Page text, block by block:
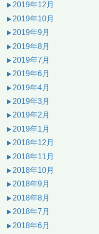
2019年12月
2019年10月
2019年9月
2019年8月
2019年7月
2019年6月
2019年4月
2019年3月
2019年2月
2019年1月
2018年12月
2018年11月
2018年10月
2018年9月
2018年8月
2018年7月
2018年6月